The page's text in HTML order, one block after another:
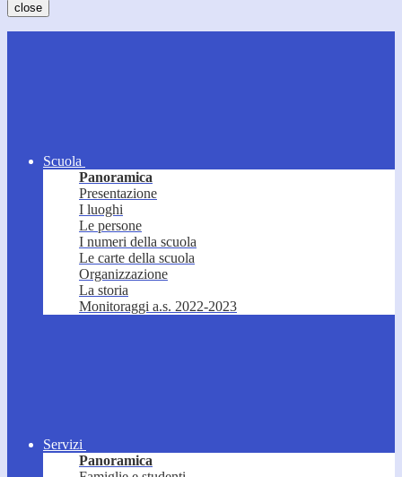
close
Scuola
Panoramica
Presentazione
I luoghi
Le persone
I numeri della scuola
Le carte della scuola
Organizzazione
La storia
Monitoraggi a.s. 2022-2023
Servizi
Panoramica